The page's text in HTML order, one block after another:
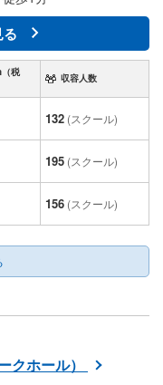
税
収容人数
132 (スクール)
195 (スクール)
156 (スクール)
クホール）